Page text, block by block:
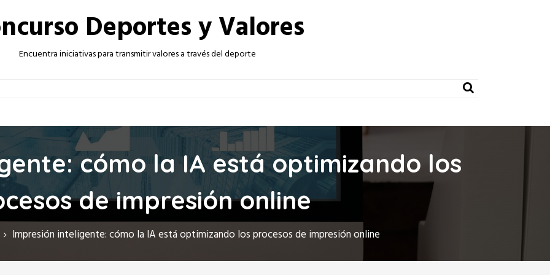
Deportes y Valores
Encuentra iniciativas para transmitir valores a través del deporte
cómo la IA está optimizando los
de impresión online
Impresión inteligente: cómo la IA está optimizando los procesos de impresión online